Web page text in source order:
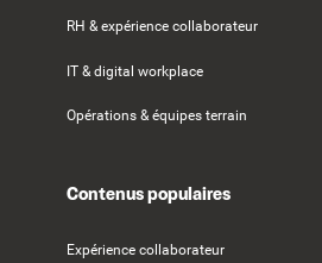
RH & expérience collaborateur
IT & digital workplace
Opérations & équipes terrain
Contenus populaires
Expérience collaborateur